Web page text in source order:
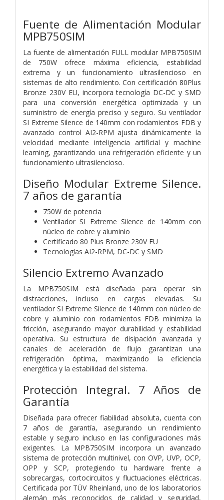
Fuente de Alimentación Modular
MPB750SIM
La fuente de alimentación FULL modular MPB750SIM
de 750W ofrece máxima eficiencia, estabilidad
extrema y un funcionamiento ultrasilencioso en
sistemas de alto rendimiento. Con certificación 80Plus
Bronze 230V EU, incorpora tecnología DC-DC y SMD
para una conversión energética optimizada y un
suministro de energía preciso y seguro. Su ventilador
SI Extreme Silence de 140mm con rodamientos FDB y
avanzado control AI2-RPM ajusta dinámicamente la
velocidad mediante inteligencia artificial y machine
learning, garantizando una refrigeración eficiente y un
funcionamiento ultrasilencioso.
Diseño Modular Extreme Silence.
7 años de garantía
750W de potencia
Ventilador SI Extreme Silence de 140mm con
núcleo de cobre y aluminio
Certificado 80 Plus Bronze 230V EU
Tecnologías AI2-RPM, DC-DC y SMD
Silencio Extremo Avanzado
La MPB750SIM está diseñada para operar sin
distracciones, incluso en cargas elevadas. Su
ventilador SI Extreme Silence de 140mm con núcleo de
cobre y aluminio con rodamientos FDB minimiza la
fricción, asegurando mayor durabilidad y estabilidad
operativa. Su estructura de disipación avanzada y
canales de aceleración de flujo garantizan una
refrigeración óptima, maximizando la eficiencia
energética y la estabilidad del sistema.
Protección Integral. 7 Años de
Garantía
Diseñada para ofrecer fiabilidad absoluta, cuenta con
7 años de garantía, asegurando un rendimiento
estable y seguro incluso en las configuraciones más
exigentes. La MPB750SIM incorpora un avanzado
sistema de protección multinivel, con OVP, UVP, OCP,
OPP y SCP, protegiendo tu hardware frente a
sobrecargas, cortocircuitos y fluctuaciones eléctricas.
Certificada por TÜV Rheinland, uno de los laboratorios
alemán más reconocidos de calidad y seguridad,